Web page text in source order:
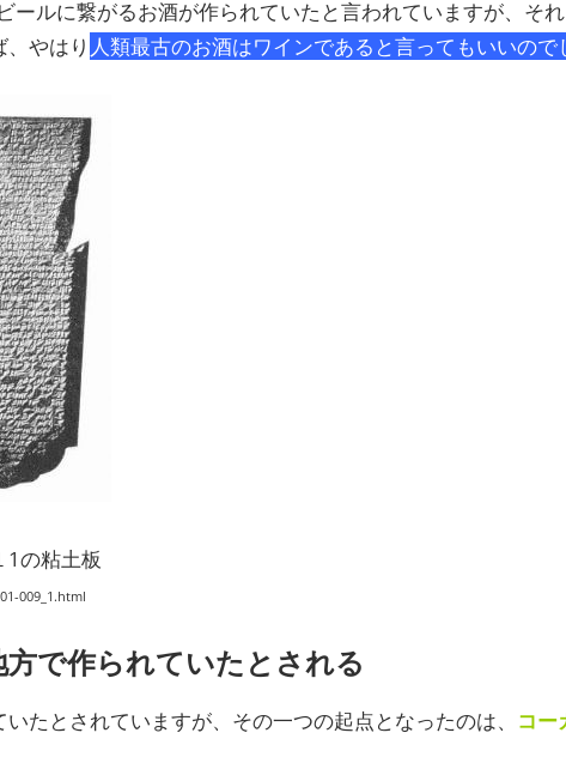
ールに繋がるお酒が作られていたと言われていますが、そ
やはり 人類最古のお酒はワインであると言ってもいいので
1の粘土板
009_1.html
で作られていたとされる
たとされていますが、その一つの起点となったのは、 コー